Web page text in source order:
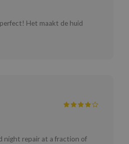
Het maakt de huid
night repair at a fraction of